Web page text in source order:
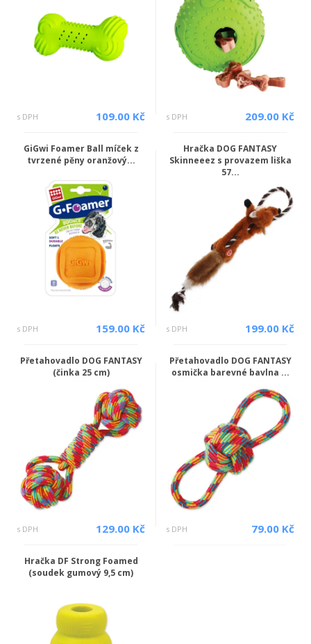
s DPH 109.00 Kč s DPH 209.00 Kč
GiGwi Foamer Ball míček z
tvrzené pěny oranžový...
s DPH 159.00 Kč
Hračka DOG FANTASY
Skinneeez s provazem liška
57...
s DPH 199.00 Kč
Přetahovadlo DOG FANTASY
(činka 25 cm)
s DPH 129.00 Kč
Přetahovadlo DOG FANTASY
osmička barevné bavlna ...
s DPH 79.00 Kč
Hračka DF Strong Foamed
(soudek gumový 9,5 cm)